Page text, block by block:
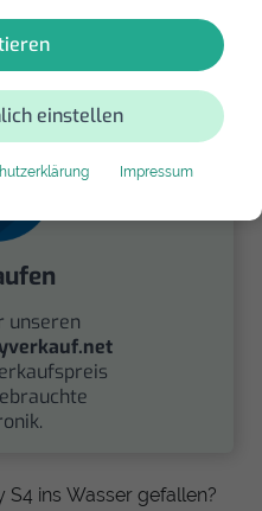
einstellen
Impressum
Gerät über
Zweck.
unseren
S4 ins Wasser gefallen?